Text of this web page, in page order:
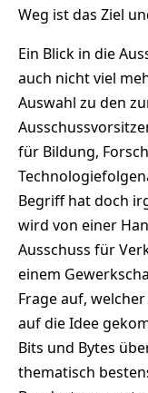
Weg ist das Ziel
Ein Blick in die
auch nicht viel
Auswahl zu den
für Bildung,
Begriff hat doch
wird von einer
Ausschuss für
einem
Frage auf,
auf die Idee
Bits und Bytes
thematisch